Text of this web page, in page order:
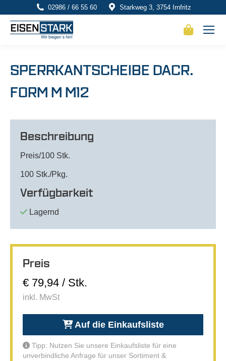
02986 / 66 55 60 Starkweg 3, 3754 Irnfritz
SPERRKANTSCHEIBE DACR.
FORM M M12
Beschreibung
Preis/100 Stk.
100 Stk./Pkg.
Verfügbarkeit
Lagernd
Preis
€ 79,94 / Stk.
inkl. MwSt
Auf die Einkaufsliste
Tipp: Nutzen Sie unsere Einkaufsliste für eine
unverbindliche Anfrage für unser Sortiment &